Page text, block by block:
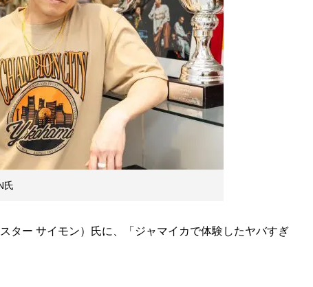
氏
スター サイモン）氏に、「ジャマイカで体験したヤバすぎ